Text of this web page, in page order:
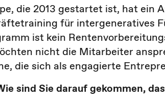
die 2013 gestartet ist, hat ein
für intergeneratives
ist kein
nicht die Mitarbeiter
die sich als engagierte
sind Sie darauf gekommen,